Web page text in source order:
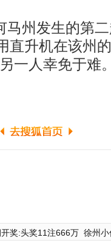
州发生的第二
直升机在该州
一人幸免于难
奖:头奖11注666万 徐州